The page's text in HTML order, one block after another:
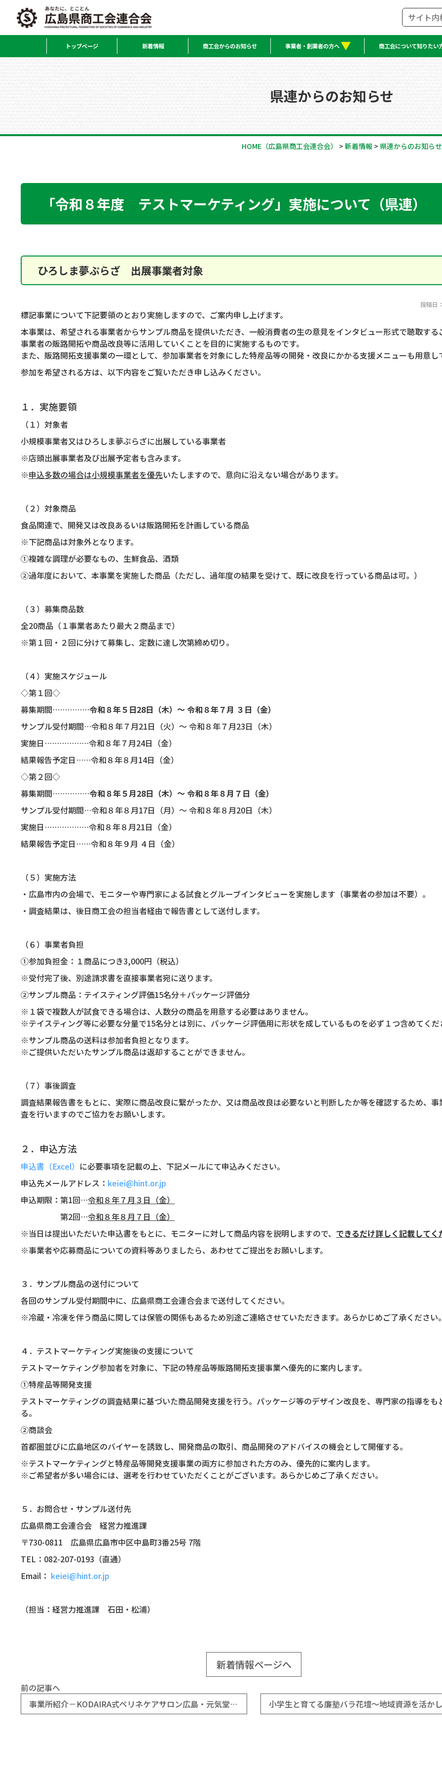
トップページ 新着情報 商工会からのお知らせ 事業者・創業者の方へ 商工会について知りたい
県連からのお知らせ
HOME （広島県商工会連合会） > 新着情報 > 県連からのお知らせ
「令和８年度 テストマーケティング」実施について（県連）
ひろしま夢ぷらざ 出展事業者対象
投稿日
標記事業について下記要領のとおり実施しますので、ご案内申し上げます。
本事業は、希望される事業者からサンプル商品を提供いただき、一般消費者の生の意見をインタビュー形式で聴取する
事業者の販路開拓や商品改良等に活用していくことを目的に実施するものです。
また、販路開拓支援事業の一環として、参加事業者を対象にした特産品等の開発・改良にかかる支援メニューも用意し
参加を希望される方は、以下内容をご覧いただき申し込みください。
１．実施要領
（１）対象者
小規模事業者又はひろしま夢ぷらざに出展している事業者
※店頭出展事業者及び出展予定者も含みます。
※申込多数の場合は小規模事業者を優先いたしますので、意向に沿えない場合があります。
（２）対象商品
食品関連で、開発又は改良あるいは販路開拓を計画している商品
※下記商品は対象外となります。
①複雑な調理が必要なもの、生鮮食品、酒類
②過年度において、本事業を実施した商品（ただし、過年度の結果を受けて、既に改良を行っている商品は可。）
（３）募集商品数
全20商品（１事業者あたり最大２商品まで）
※第１回・２回に分けて募集し、定数に達し次第締め切り。
（４）実施スケジュール
◇第１回◇
募集期間……………令和８年５日28日（木）～ 令和８年７月 ３日（金）
サンプル受付期間…令和８年７月21日（火）～ 令和８年７月23日（木）
実施日………………令和８年７月24日（金）
結果報告予定日……令和８年８月14日（金）
◇第２回◇
募集期間……………令和８年５月28日（木）～ 令和８年８月７日（金）
サンプル受付期間…令和８年８月17日（月）～ 令和８年８月20日（木）
実施日………………令和８年８月21日（金）
結果報告予定日……令和８年９月 ４日（金）
（５）実施方法
・広島市内の会場で、モニターや専門家による試食とグルーブインタビューを実施します（事業者の参加は不要）。
・調査結果は、後日商工会の担当者経由で報告書として送付します。
（６）事業者負担
①参加負担金：１商品につき3,000円（税込）
※受付完了後、別途請求書を直接事業者宛に送ります。
②サンプル商品：テイスティング評価15名分＋パッケージ評価分
※１袋で複数人が試食できる場合は、人数分の商品を用意する必要はありません。
※テイスティング等に必要な分量で15名分とは別に、パッケージ評価用に形状を成しているものを必ず１つ含めてくだ
※サンプル商品の送料は参加者負担となります。
※ご提供いただいたサンプル商品は返却することができません。
（７）事後調査
調査結果報告書をもとに、実際に商品改良に繋がったか、又は商品改良は必要ないと判断したか等を確認するため、事
査を行いますのでご協力をお願いします。
２．申込方法
申込書（Excel） に必要事項を記載の上、下記メールにて申込みください。
申込先メールアドレス： keiei@hint.or.jp
申込期限：第1回…令和８ 年７月３日（金）
第2回…令和８年８月７日（金）
※当日は提出いただいた申込書をもとに、モニターに対して商品内容を説明しますので、 できるだけ詳しく記載してく
※事業者や応募商品についての資料等ありましたら、あわせてご提出をお願いします。
３．サンプル商品の送付について
各回のサンプル受付期間中に、広島県商工会連合会まで送付してください。
※冷蔵・冷凍を伴う商品に関しては保管の関係もあるため別途ご連絡させていただきます。あらかじめご了承ください。
４．テストマーケティング実施後の支援について
テストマーケティング参加者を対象に、下記の特産品等販路開拓支援事業へ優先的に案内します。
①特産品等開発支援
テストマーケティングの調査結果に基づいた商品開発支援を行う。パッケージ等のデザイン改良を、専門家の指導をも
る。
②商談会
首都圏並びに広島地区のバイヤーを誘致し、開発商品の取引、商品開発のアドバイスの機会として開催する。
※テストマーケティングと特産品等開発支援事業の両方に参加された方のみ、優先的に案内します。
※ご希望者が多い場合には、選考を行わせていただくことがございます。あらかじめご了承ください。
５．お問合せ・サンプル送付先
広島県商工会連合会 経営力推進課
〒730-0811 広島県広島市中区中島町3番25号 7階
TEL： 082-207-0193 （直通）
Email： keiei@hint.or.jp
（担当：経営力推進課 石田・松浦）
新着情報ページへ
前の記事へ
事業所紹介－KODAIRA式ペリネケアサロン広島・元気堂（祇園町商工会）